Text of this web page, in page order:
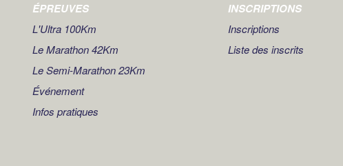
ÉPREUVES
L'Ultra 100Km
Le Marathon 42Km
Le Semi-Marathon 23Km
Événement
Infos pratiques
INSCRIPTIONS
Inscriptions
Liste des inscrits